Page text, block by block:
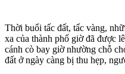
Thời buổi tấc đất, tấc vàng,
xa của thành phố giờ đã được
cánh cò bay giờ nhường chỗ
đất ở ngày càng bị thu hẹp,